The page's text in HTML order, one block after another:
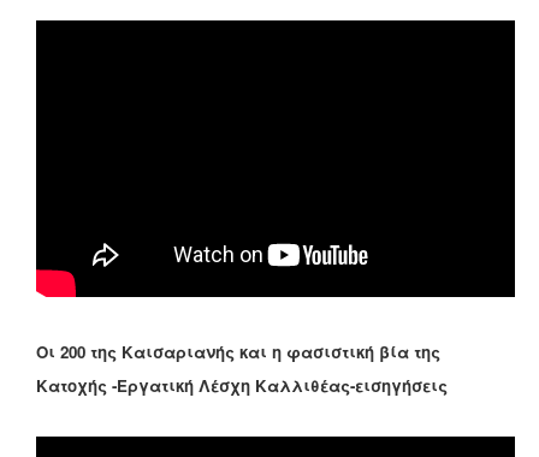
Οι 200 της Καισαριανής και η φασιστική βία της
Κατοχής -Εργατική Λέσχη Καλλιθέας-εισηγήσεις